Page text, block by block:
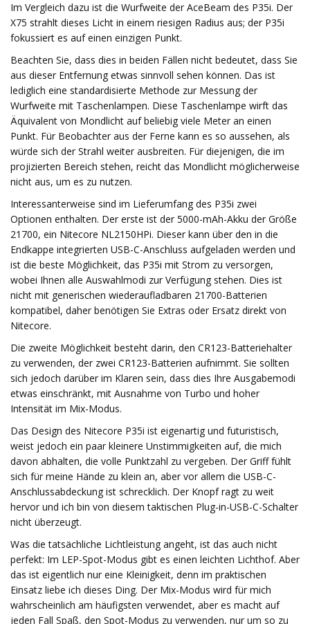
Im Vergleich dazu ist die Wurfweite der AceBeam des P35i. Der
X75 strahlt dieses Licht in einem riesigen Radius aus; der P35i
fokussiert es auf einen einzigen Punkt.
Beachten Sie, dass dies in beiden Fällen nicht bedeutet, dass Sie
aus dieser Entfernung etwas sinnvoll sehen können. Das ist
lediglich eine standardisierte Methode zur Messung der
Wurfweite mit Taschenlampen. Diese Taschenlampe wirft das
Äquivalent von Mondlicht auf beliebig viele Meter an einen
Punkt. Für Beobachter aus der Ferne kann es so aussehen, als
würde sich der Strahl weiter ausbreiten. Für diejenigen, die im
projizierten Bereich stehen, reicht das Mondlicht möglicherweise
nicht aus, um es zu nutzen.
Interessanterweise sind im Lieferumfang des P35i zwei
Optionen enthalten. Der erste ist der 5000-mAh-Akku der Größe
21700, ein Nitecore NL2150HPi. Dieser kann über den in die
Endkappe integrierten USB-C-Anschluss aufgeladen werden und
ist die beste Möglichkeit, das P35i mit Strom zu versorgen,
wobei Ihnen alle Auswahlmodi zur Verfügung stehen. Dies ist
nicht mit generischen wiederaufladbaren 21700-Batterien
kompatibel, daher benötigen Sie Extras oder Ersatz direkt von
Nitecore.
Die zweite Möglichkeit besteht darin, den CR123-Batteriehalter
zu verwenden, der zwei CR123-Batterien aufnimmt. Sie sollten
sich jedoch darüber im Klaren sein, dass dies Ihre Ausgabemodi
etwas einschränkt, mit Ausnahme von Turbo und hoher
Intensität im Mix-Modus.
Das Design des Nitecore P35i ist eigenartig und futuristisch,
weist jedoch ein paar kleinere Unstimmigkeiten auf, die mich
davon abhalten, die volle Punktzahl zu vergeben. Der Griff fühlt
sich für meine Hände zu klein an, aber vor allem die USB-C-
Anschlussabdeckung ist schrecklich. Der Knopf ragt zu weit
hervor und ich bin von diesem taktischen Plug-in-USB-C-Schalter
nicht überzeugt.
Was die tatsächliche Lichtleistung angeht, ist das auch nicht
perfekt: Im LEP-Spot-Modus gibt es einen leichten Lichthof. Aber
das ist eigentlich nur eine Kleinigkeit, denn im praktischen
Einsatz liebe ich dieses Ding. Der Mix-Modus wird für mich
wahrscheinlich am häufigsten verwendet, aber es macht auf
jeden Fall Spaß, den Spot-Modus zu verwenden, nur um so zu